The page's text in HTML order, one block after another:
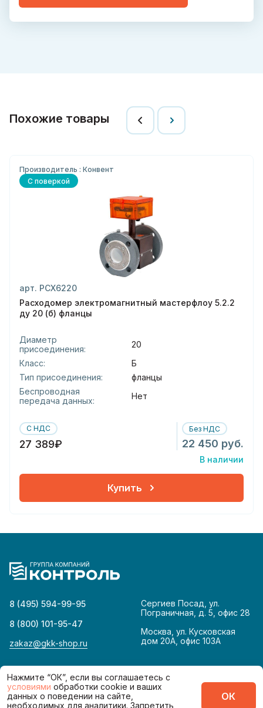
Похожие товары
Производитель : Конвент
С поверкой
арт. РСХ6220
Расходомер электромагнитный мастерфлоу 5.2.2
ду 20 (б) фланцы
Диаметр
присоединения:
20
Класс:
Б
Тип присоединения:
фланцы
Беспроводная
передача данных:
Нет
С НДС
27 389₽
Без НДС
22 450 руб.
В наличии
Купить
8 (495) 594-99-95
8 (800) 101-95-47
zakaz@gkk-shop.ru
Сергиев Посад, ул.
Пограничная, д. 5, офис 28
Москва, ул. Кусковская
дом 20А, офис 103А
© 2026Политика конфиденциальности
Сделано в
Нажмите “ОК”, если вы соглашаетесь с
условиями обработки cookie и ваших
данных о поведении на сайте,
необходимых для аналитики. Запретить
ОК